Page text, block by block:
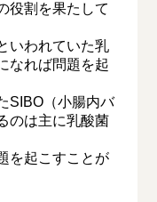
役割を果たして
いわれていた乳
なれば問題を起
SIBO（小腸内バ
のは主に乳酸菌
を起こすことが